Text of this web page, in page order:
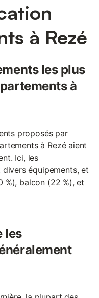
à Rezé
les plus
à
proposés par
à Rezé aient
Ici, les
équipements, et
%), balcon (22 %), et
les